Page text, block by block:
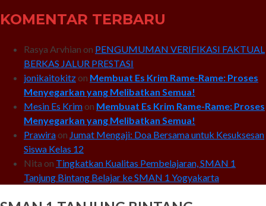
KOMENTAR TERBARU
Rasya Arvhian on PENGUMUMAN VERIFIKASI FAKTUAL
BERKAS JALUR PRESTASI
jonikaitokitz on Membuat Es Krim Rame-Rame: Proses
Menyegarkan yang Melibatkan Semua!
Mesin Es Krim on Membuat Es Krim Rame-Rame: Proses
Menyegarkan yang Melibatkan Semua!
Prawira on Jumat Mengaji: Doa Bersama untuk Kesuksesan
Siswa Kelas 12
Nita on Tingkatkan Kualitas Pembelajaran, SMAN 1
Tanjung Bintang Belajar ke SMAN 1 Yogyakarta